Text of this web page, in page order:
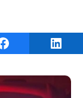
Share on Facebook